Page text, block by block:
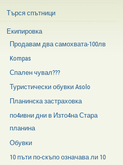
Търся спътници
Екипировка
Продавам два самохвата-100лв
Kompas
Спален чувал???
Туристически обувки Asolo
Планинска застраховка
по4ивни дни в Изто4на Стара
планина
Обувки
10 пъти по-скъпо означава ли 10